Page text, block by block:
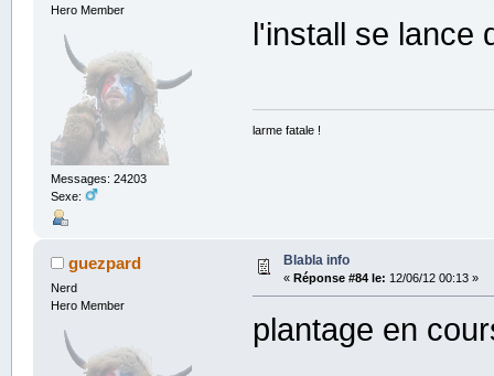
Hero Member
Messages: 24203
Sexe:
l'install se lance
larme fatale !
guezpard
Nerd
Hero Member
Blabla info
« Réponse #84 le: 12/06/12 00:13 »
plantage en